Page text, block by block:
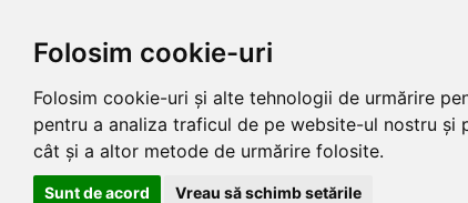
Folosim cookie-uri
Folosim cookie-uri și alte tehnologii de urmărire
pentru a analiza traficul de pe website-ul nostru
cât și a altor metode de urmărire folosite.
Sunt de acord Vreau să schimb setările